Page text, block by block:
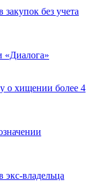
без учета
«Диалога»
о хищении более 4
экс-владельца